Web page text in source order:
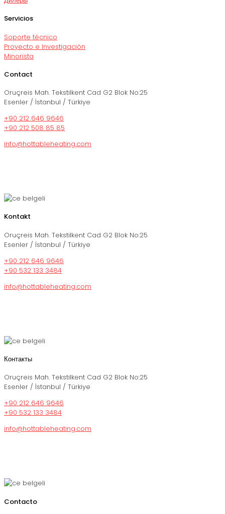
Servicios
Soporte técnico
Proyecto e Investigación
Minorista
Contact
Oruçreis Mah. Tekstilkent Cad G2 Blok No:25
Esenler / İstanbul / Türkiye
+90 212 646 9646
+90 212 508 85 85
info@hottableheating.com
Kontakt
Oruçreis Mah. Tekstilkent Cad G2 Blok No:25
Esenler / İstanbul / Türkiye
+90 212 646 9646
+90 532 133 3484
info@hottableheating.com
Контакты
Oruçreis Mah. Tekstilkent Cad G2 Blok No:25
Esenler / İstanbul / Türkiye
+90 212 646 9646
+90 532 133 3484
info@hottableheating.com
Contacto